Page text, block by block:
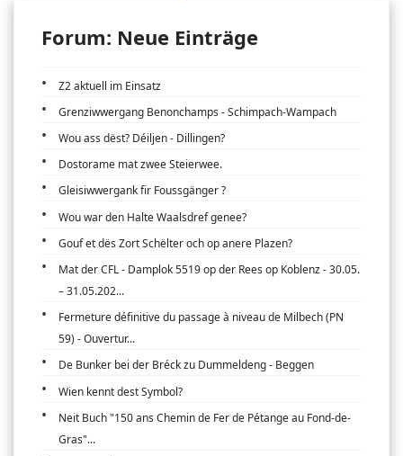
Forum: Neue Einträge
Z2 aktuell im Einsatz
Grenziwwergang Benonchamps - Schimpach-Wampach
Wou ass dëst? Déiljen - Dillingen?
Dostorame mat zwee Steierwee.
Gleisiwwergank fir Foussgänger ?
Wou war den Halte Waalsdref genee?
Gouf et dës Zort Schëlter och op anere Plazen?
Mat der CFL - Damplok 5519 op der Rees op Koblenz - 30.05.
– 31.05.202...
Fermeture définitive du passage à niveau de Milbech (PN
59) - Ouvertur...
De Bunker bei der Bréck zu Dummeldeng - Beggen
Wien kennt dest Symbol?
Neit Buch "150 ans Chemin de Fer de Pétange au Fond-de-
Gras"...